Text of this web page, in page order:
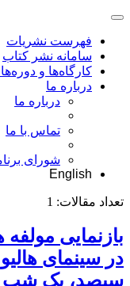
فهرست نشریات
سامانه نشر کتاب
کارگاه‌ها و
درباره ما
درباره ما
تماس با ما
شورای
English
تعداد مقالات: 1
بازنمایی
در سینمای
سیصد، یک شب